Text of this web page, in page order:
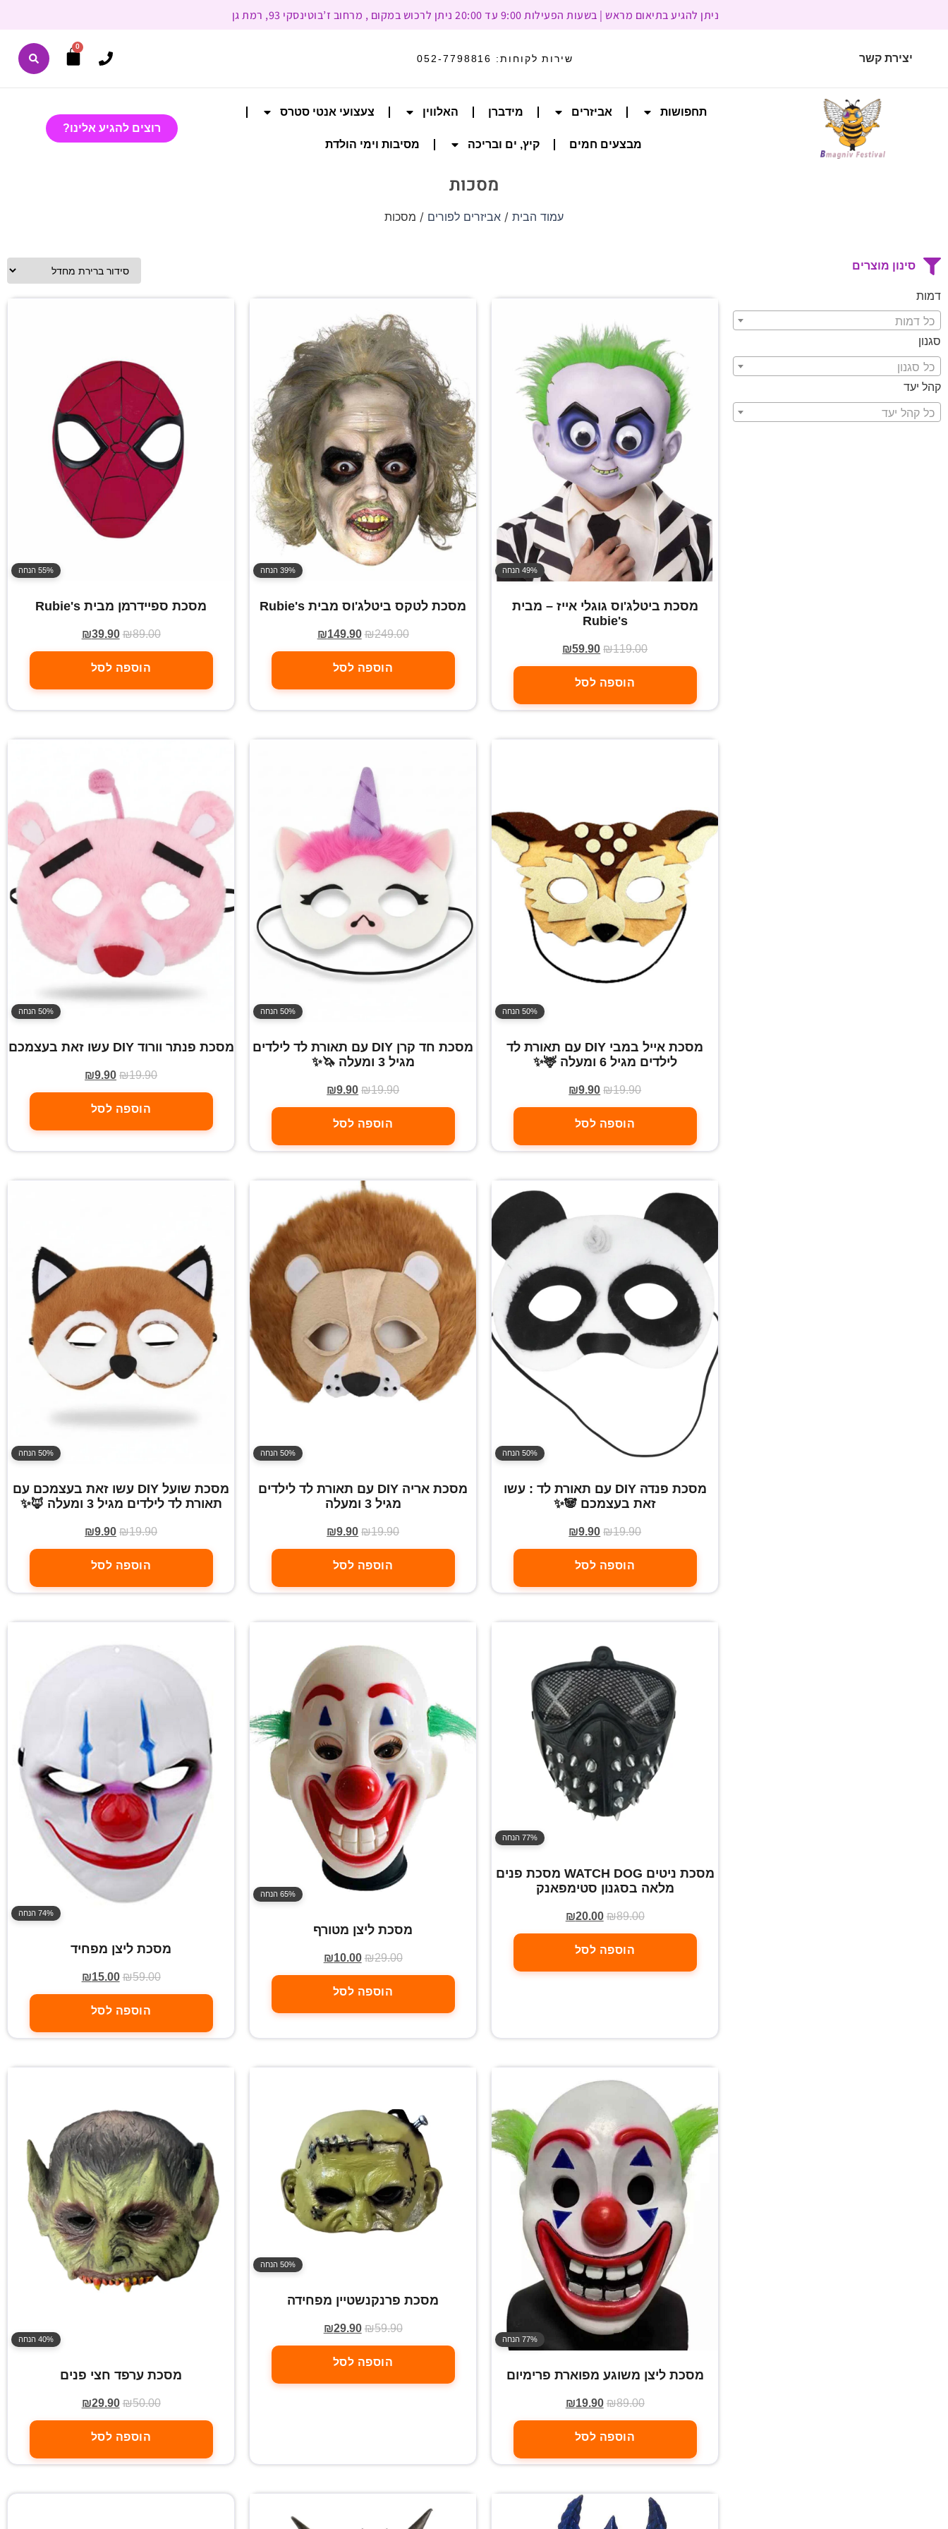
ניתן להגיע בתיאום מראש | בשעות הפעילות 9:00 עד 20:00 ניתן לרכוש במקום , מרחוב ז’בוטינסקי 93, רמת גן
יצירת קשר שירות לקוחות: 052-7798816
0
תחפושות אביזרים מידברן האלווין צעצועי אנטי סטרס
מבצעים חמים קיץ, ים ובריכה מסיבות וימי הולדת
רוצים להגיע אלינו?
מסכות
עמוד הבית / אביזרים לפורים / מסכות
סינון מוצרים
דמות
כל דמות
סגנון
כל סגנון
קהל יעד
כל קהל יעד
49% הנחה
מסכת ביטלג'וס גוגלי אייז – מבית
Rubie's
₪119.00
₪59.90
הוספה לסל
39% הנחה
מסכת לטקס ביטלג'וס מבית Rubie's
₪249.00
₪149.90
הוספה לסל
55% הנחה
מסכת ספיידרמן מבית Rubie's
₪89.00
₪39.90
הוספה לסל
50% הנחה
מסכת אייל במבי DIY עם תאורת לד
לילדים מגיל 6 ומעלה 🦌✨
₪19.90
₪9.90
הוספה לסל
50% הנחה
מסכת חד קרן DIY עם תאורת לד לילדים
מגיל 3 ומעלה 🦄✨
₪19.90
₪9.90
הוספה לסל
50% הנחה
מסכת פנתר וורוד DIY עשו זאת בעצמכם
₪19.90
₪9.90
הוספה לסל
50% הנחה
מסכת פנדה DIY עם תאורת לד : עשו
זאת בעצמכם 🐼✨
₪19.90
₪9.90
הוספה לסל
50% הנחה
מסכת אריה DIY עם תאורת לד לילדים
מגיל 3 ומעלה
₪19.90
₪9.90
הוספה לסל
50% הנחה
מסכת שועל DIY עשו זאת בעצמכם עם
תאורת לד לילדים מגיל 3 ומעלה 🦊✨
₪19.90
₪9.90
הוספה לסל
77% הנחה
מסכת ניטים WATCH DOG מסכת פנים
מלאה בסגנון סטימפאנק
₪89.00
₪20.00
הוספה לסל
65% הנחה
מסכת ליצן מטורף
₪29.00
₪10.00
הוספה לסל
74% הנחה
מסכת ליצן מפחיד
₪59.00
₪15.00
הוספה לסל
77% הנחה
מסכת ליצן משוגע מפוארת פרימיום
₪89.00
₪19.90
הוספה לסל
50% הנחה
מסכת פרנקנשטיין מפחידה
₪59.90
₪29.90
הוספה לסל
40% הנחה
מסכת ערפד חצי פנים
₪50.00
₪29.90
הוספה לסל